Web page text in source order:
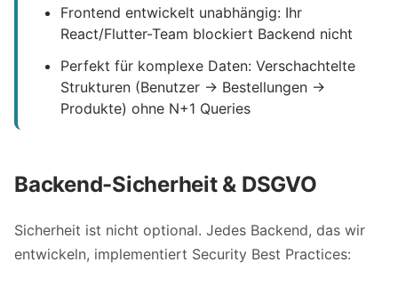
Frontend entwickelt unabhängig: Ihr
React/Flutter-Team blockiert Backend nicht
Perfekt für komplexe Daten: Verschachtelte
Strukturen (Benutzer → Bestellungen →
Produkte) ohne N+1 Queries
Backend-Sicherheit & DSGVO
Sicherheit ist nicht optional. Jedes Backend, das wir
entwickeln, implementiert Security Best Practices: